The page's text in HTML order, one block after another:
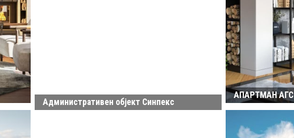
АПАРТМАН АГС
Административен објект Синпекс